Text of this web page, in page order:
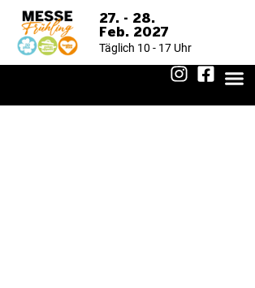
27. - 28.
Feb. 2027
Täglich 10 - 17 Uhr